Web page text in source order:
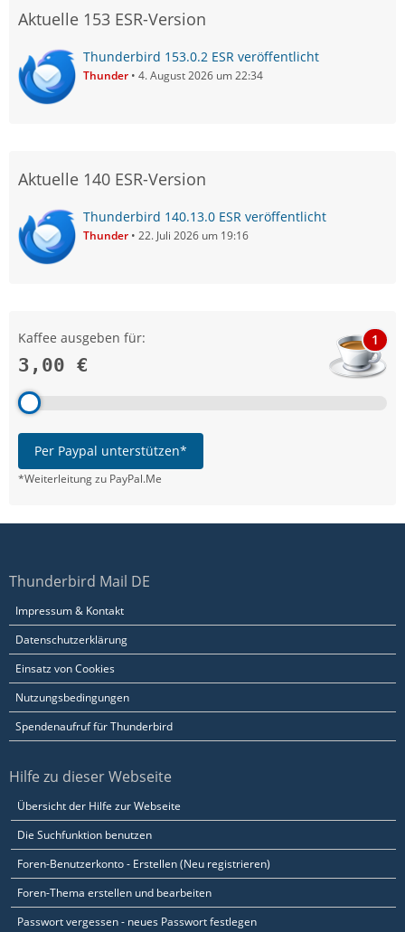
Aktuelle 153 ESR-Version
Thunderbird 153.0.2 ESR veröffentlicht
Thunder 4. August 2026 um 22:34
Aktuelle 140 ESR-Version
Thunderbird 140.13.0 ESR veröffentlicht
Thunder 22. Juli 2026 um 19:16
Kaffee ausgeben für:
3,00 €
1
Per Paypal unterstützen*
*Weiterleitung zu PayPal.Me
Thunderbird Mail DE
Impressum & Kontakt
Datenschutzerklärung
Einsatz von Cookies
Nutzungsbedingungen
Spendenaufruf für Thunderbird
Hilfe zu dieser Webseite
Übersicht der Hilfe zur Webseite
Die Suchfunktion benutzen
Foren-Benutzerkonto - Erstellen (Neu registrieren)
Foren-Thema erstellen und bearbeiten
Passwort vergessen - neues Passwort festlegen